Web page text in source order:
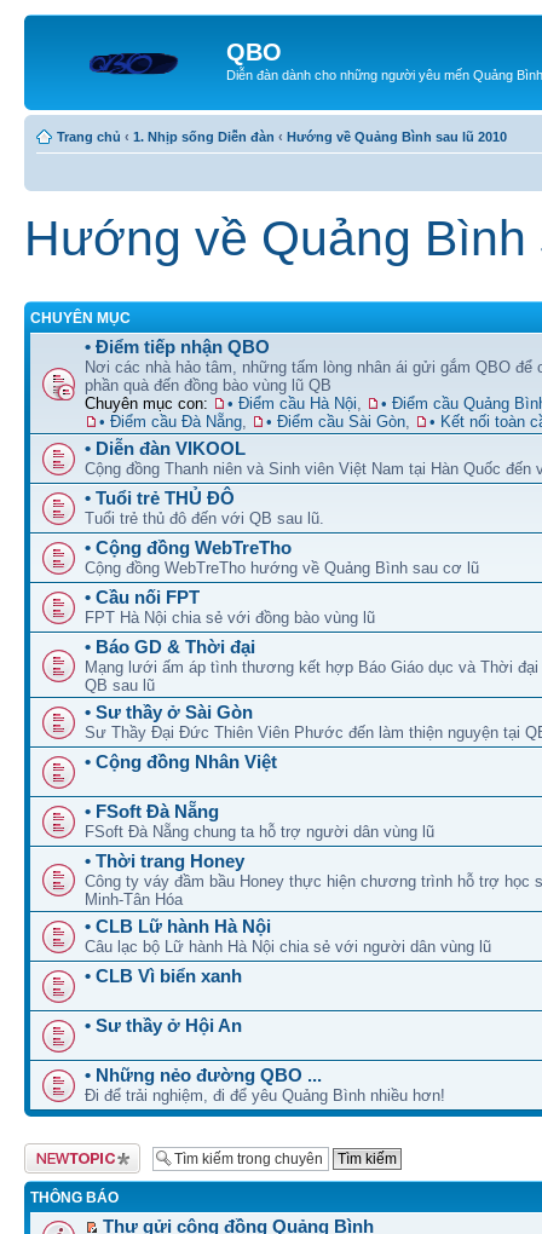
QBO
Diễn đàn dành cho những người yêu mến Quảng Bình
Trang chủ ‹ 1. Nhịp sống Diễn đàn ‹ Hướng về Quảng Bình sau lũ 2010
Hướng về Quảng Bình
CHUYÊN MỤC
• Điểm tiếp nhận QBO
Nơi các nhà hảo tâm, những tấm lòng nhân ái gửi gắm QBO để
phần quà đến đồng bào vùng lũ QB
Chuyên mục con:
• Điểm cầu Hà Nội
• Điểm cầu Quảng
• Điểm cầu Đà Nẵng
• Điểm cầu Sài Gòn • Kết nối toàn
• Diễn đàn VIKOOL
Cộng đồng Thanh niên và Sinh viên Việt Nam tại Hàn Quốc đến
• Tuổi trẻ THỦ ĐÔ
Tuổi trẻ thủ đô đến với QB sau lũ.
• Cộng đồng WebTreTho
Cộng đồng WebTreTho hướng về Quảng Bình sau cơ lũ
• Cầu nối FPT
FPT Hà Nội chia sẻ với đồng bào vùng lũ
• Báo GD & Thời đại
Mạng lưới ấm áp tình thương kết hợp Báo Giáo dục và Thời
QB sau lũ
• Sư thầy ở Sài Gòn
Sư Thầy Đại Đức Thiên Viên Phước đến làm thiện nguyện tại
• Cộng đồng Nhân Việt
• FSoft Đà Nẵng
FSoft Đà Nẵng chung ta hỗ trợ người dân vùng lũ
• Thời trang Honey
Công ty váy đầm bầu Honey thực hiện chương trình hỗ trợ học
Minh-Tân Hóa
• CLB Lữ hành Hà Nội
Câu lạc bộ Lữ hành Hà Nội chia sẻ với người dân vùng lũ
• CLB Vì biển xanh
• Sư thầy ở Hội An
• Những nẻo đường QBO ...
Đi để trải nghiệm, đi để yêu Quảng Bình nhiều hơn!
Tạo chủ đề mới
THÔNG BÁO
Thư gửi cộng đồng Quảng Bình